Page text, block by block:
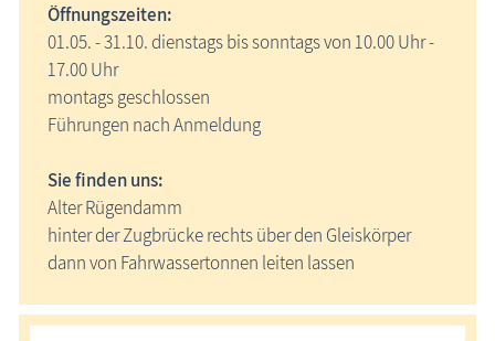
Öffnungszeiten:
01.05. - 31.10. dienstags bis sonntags von 10.00 Uhr -
17.00 Uhr
montags geschlossen
Führungen nach Anmeldung
Sie finden uns:
Alter Rügendamm
hinter der Zugbrücke rechts über den Gleiskörper
dann von Fahrwassertonnen leiten lassen